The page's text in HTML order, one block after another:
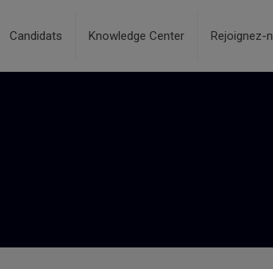
Candidats Knowledge Center Rejoignez-